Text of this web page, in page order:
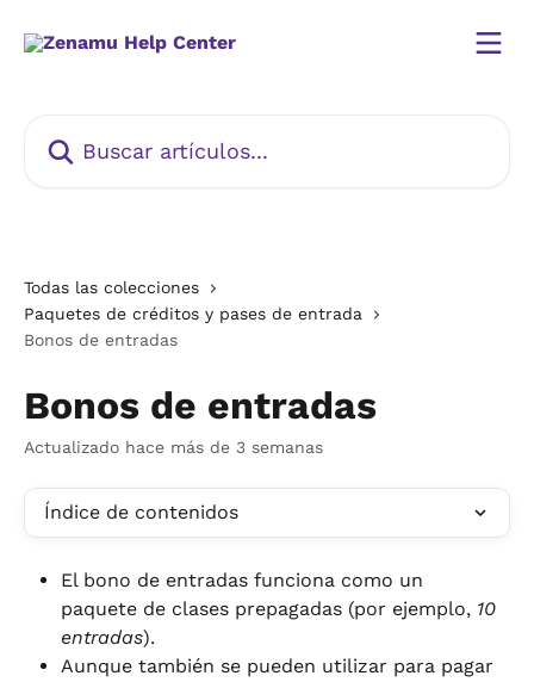
Todas las colecciones
Paquetes de créditos y pases de entrada
Bonos de entradas
Bonos de entradas
Actualizado hace más de 3 semanas
Índice de contenidos
El bono de entradas funciona como un
paquete de clases prepagadas (por ejemplo, 10
entradas).
Aunque también se pueden utilizar para pagar